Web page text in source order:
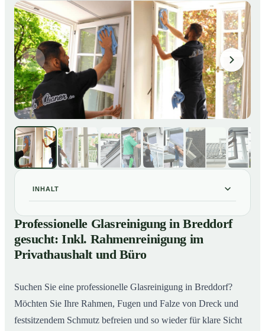
INHALT
01 Professionelle Glasreinigung in Breddorf gesucht: Inkl.
Rahmenreinigung im Privathaushalt und Büro
So sieht eine professionelle Glasreinigung in Breddorf
wirklich aus
Professionelle Glasreinigung in Breddorf
gesucht: Inkl. Rahmenreinigung im
Privathaushalt und Büro
Suchen Sie eine professionelle Glasreinigung in Breddorf?
Möchten Sie Ihre Rahmen, Fugen und Falze von Dreck und
festsitzendem Schmutz befreien und so wieder für klare Sicht